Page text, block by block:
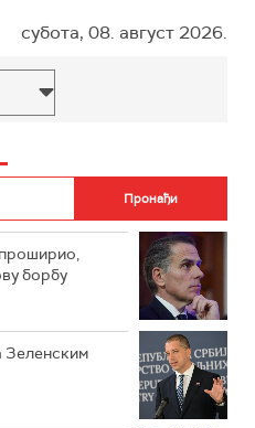
субота, 08. август 2026.
борбу
Зеленским